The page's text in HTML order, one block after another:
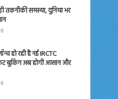
समस्या, दुनिया भर
हो रही है नई IRCTC
बुकिंग अब होगी आसान और